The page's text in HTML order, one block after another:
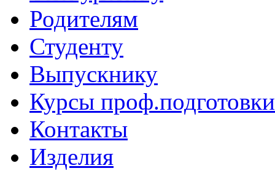
Родителям
Студенту
Выпускнику
Курсы проф.подготовки
Контакты
Изделия